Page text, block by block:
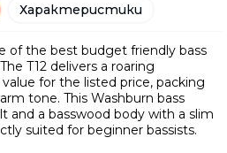
Характеристики
of the best budget friendly bass
T12 delivers a roaring
for the listed price, packing
tone. This Washburn bass
and a basswood body with a slim
suited for beginner bassists.